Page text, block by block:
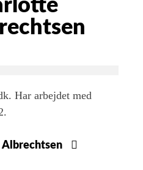
Har arbejdet med